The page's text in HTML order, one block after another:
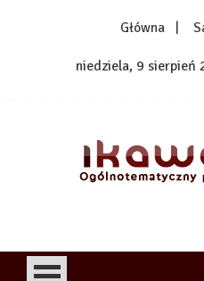
Główna
niedziela, 9 sierpień